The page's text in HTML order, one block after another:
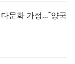
문화 가정..."양국